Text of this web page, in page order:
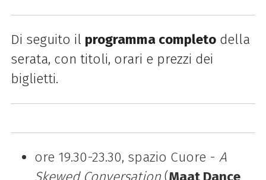
Di seguito il programma completodella
serata, con titoli, orari e prezzi dei
biglietti.
ore 19.30-23.30, spazio Cuore - A
Skewed Conversation(Maat Dance